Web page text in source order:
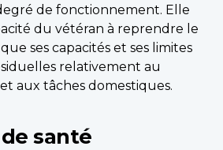
de fonctionnement. Elle
du vétéran à reprendre le
ses capacités et ses limites
relativement au
aux tâches domestiques.
santé